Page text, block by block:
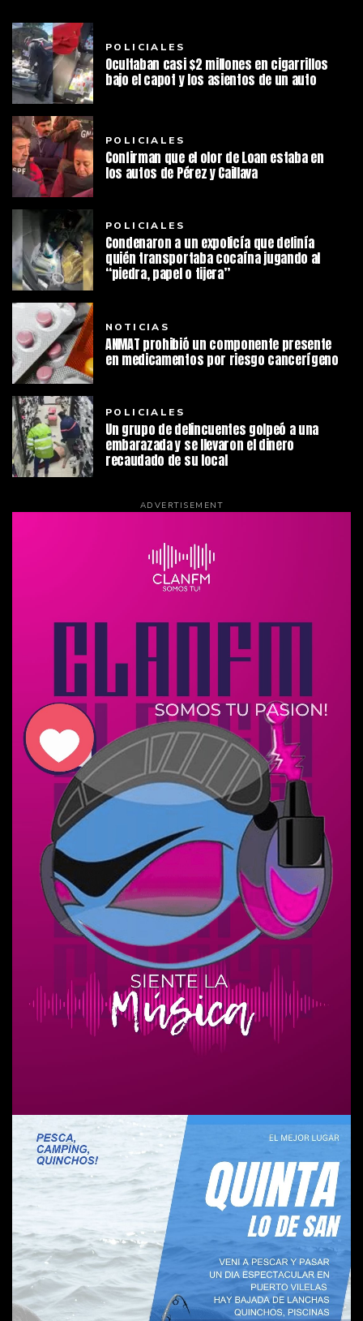
POLICIALES
Ocultaban casi $2 millones en cigarrillos
bajo el capot y los asientos de un auto
POLICIALES
Confirman que el olor de Loan estaba en
los autos de Pérez y Caillava
POLICIALES
Condenaron a un expolicía que definía
quién transportaba cocaína jugando al
“piedra, papel o tijera”
NOTICIAS
ANMAT prohibió un componente presente
en medicamentos por riesgo cancerígeno
POLICIALES
Un grupo de delincuentes golpeó a una
embarazada y se llevaron el dinero
recaudado de su local
ADVERTISEMENT